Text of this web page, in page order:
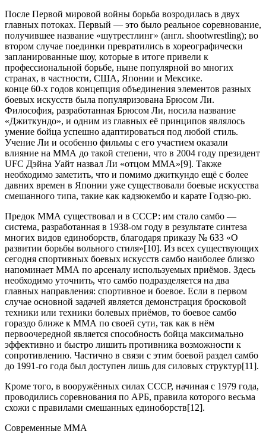
После Первой мировой войны борьба возродилась в двух
главных потоках. Первый — это было реальное соревнование,
получившее название «шутрестлинг» (англ. shootwrestling); во
втором случае поединки превратились в хореографически
запланированные шоу, которые в итоге привели к
профессиональной борьбе, ныне популярной во многих
странах, в частности, США, Японии и Мексике.
конце 60-х годов концепция объединения элементов разных
боевых искусств была популяризована Брюсом Ли.
Философия, разработанная Брюсом Ли, носила название
«Джиткундо», и одним из главных её принципов являлось
умение бойца успешно адаптироваться под любой стиль.
Учение Ли и особенно фильмы с его участием оказали
влияние на ММА до такой степени, что в 2004 году президент
UFC Дэйна Уайт назвал Ли «отцом ММА»[9]. Также
необходимо заметить, что и помимо джиткундо ещё с более
давних времен в Японии уже существовали боевые искусства
смешанного типа, такие как кадзюкембо и карате Годзю-рю.
Предок ММА существовал и в СССР: им стало самбо —
система, разработанная в 1938-ом году в результате синтеза
многих видов единоборств, благодаря приказу № 633 «О
развитии борьбы вольного стиля»[10]. Из всех существующих
сегодня спортивных боевых искусств самбо наиболее близко
напоминает ММА по арсеналу используемых приёмов. Здесь
необходимо уточнить, что самбо подразделяется на два
главных направления: спортивное и боевое. Если в первом
случае основной задачей является демонстрация бросковой
техники или техники болевых приёмов, то боевое самбо
гораздо ближе к ММА по своей сути, так как в нём
первоочередной является способность бойца максимально
эффективно и быстро лишить противника возможности к
сопротивлению. Частично в связи с этим боевой раздел самбо
до 1991-го года был доступен лишь для силовых структур[11].
Кроме того, в вооружённых силах СССР, начиная с 1979 года,
проводились соревнования по АРБ, правила которого весьма
схожи с правилами смешанных единоборств[12].
Современные ММА